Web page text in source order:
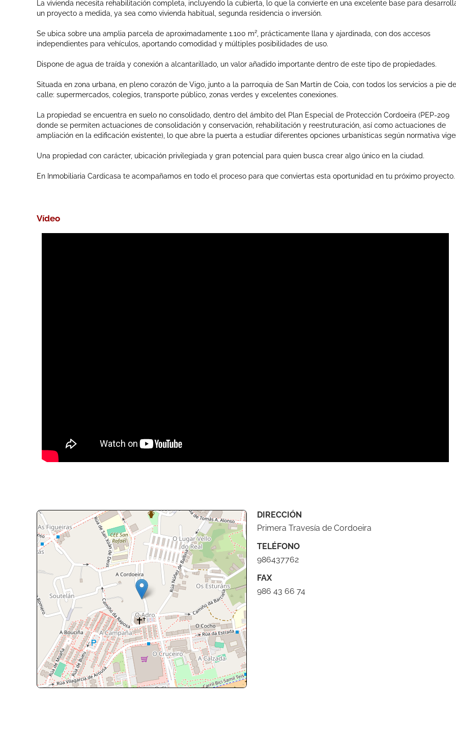
La vivienda necesita rehabilitación completa, incluyendo la cubierta, lo que la convierte en una excelente base para
un proyecto a medida, ya sea como vivienda habitual, segunda residencia o inversión.
Se ubica sobre una amplia parcela de aproximadamente 1.100 m², prácticamente llana y ajardinada, con dos accesos
independientes para vehículos, aportando comodidad y múltiples posibilidades de uso.
Dispone de agua de traída y conexión a alcantarillado, un valor añadido importante dentro de este tipo de propiedades.
Situada en zona urbana, en pleno corazón de Vigo, junto a la parroquia de San Martín de Coia, con todos los servicios a pie de
calle: supermercados, colegios, transporte público, zonas verdes y excelentes conexiones.
La propiedad se encuentra en suelo no consolidado, dentro del ámbito del Plan Especial de Protección Cordoeira (PEP-209
donde se permiten actuaciones de consolidación y conservación, rehabilitación y reestruturación, así como actuaciones de
ampliación en la edificación existente), lo que abre la puerta a estudiar diferentes opciones urbanísticas según normativa
Una propiedad con carácter, ubicación privilegiada y gran potencial para quien busca crear algo único en la ciudad.
En Inmobiliaria Cardicasa te acompañamos en todo el proceso para que conviertas esta oportunidad en tu próximo proyecto.
Vídeo
+
-
Leaflet| © OpenStreetMapcontributors
DIRECCIÓN
Primera Travesía de Cordoeira
TELÉFONO
986437762
FAX
986 43 66 74